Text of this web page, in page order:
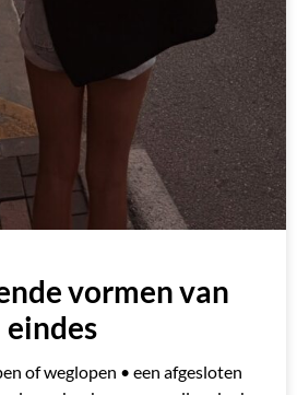
vormen van
eindes
of weglopen • een afgesloten